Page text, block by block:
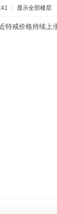
显示全部楼层
特戒价格持续上